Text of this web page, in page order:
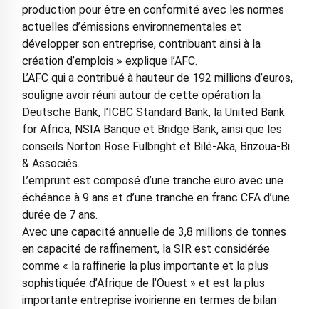
production pour être en conformité avec les normes
actuelles d’émissions environnementales et
développer son entreprise, contribuant ainsi à la
création d’emplois » explique l’AFC.
L’AFC qui a contribué à hauteur de 192 millions d’euros,
souligne avoir réuni autour de cette opération la
Deutsche Bank, l’ICBC Standard Bank, la United Bank
for Africa, NSIA Banque et Bridge Bank, ainsi que les
conseils Norton Rose Fulbright et Bilé-Aka, Brizoua-Bi
& Associés.
L’emprunt est composé d’une tranche euro avec une
échéance à 9 ans et d’une tranche en franc CFA d’une
durée de 7 ans.
Avec une capacité annuelle de 3,8 millions de tonnes
en capacité de raffinement, la SIR est considérée
comme « la raffinerie la plus importante et la plus
sophistiquée d’Afrique de l’Ouest » et est la plus
importante entreprise ivoirienne en termes de bilan